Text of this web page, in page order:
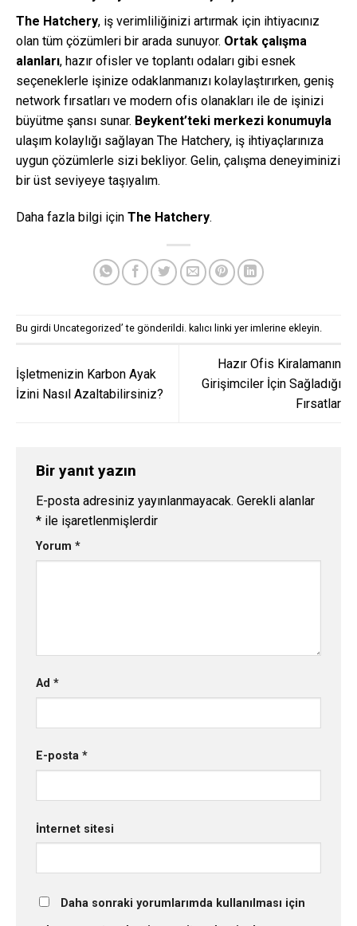
The Hatchery, iş verimliliğinizi artırmak için ihtiyacınız
olan tüm çözümleri bir arada sunuyor. Ortak çalışma
alanları, hazır ofisler ve toplantı odaları gibi esnek
seçeneklerle işinize odaklanmanızı kolaylaştırırken, geniş
network fırsatları ve modern ofis olanakları ile de işinizi
büyütme şansı sunar. Beykent’teki merkezi konumuyla
ulaşım kolaylığı sağlayan The Hatchery, iş ihtiyaçlarınıza
uygun çözümlerle sizi bekliyor. Gelin, çalışma deneyiminizi
bir üst seviyeye taşıyalım.
Daha fazla bilgi için The Hatchery.
Bu girdi Uncategorized’ te gönderildi. kalıcı linki yer imlerine ekleyin.
İşletmenizin Karbon Ayak
İzini Nasıl Azaltabilirsiniz?
Hazır Ofis Kiralamanın
Girişimciler İçin Sağladığı
Fırsatlar
Bir yanıt yazın
E-posta adresiniz yayınlanmayacak. Gerekli alanlar
* ile işaretlenmişlerdir
Yorum *
Ad *
E-posta *
İnternet sitesi
Daha sonraki yorumlarımda kullanılması için